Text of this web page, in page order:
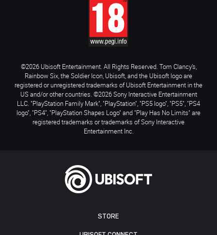
STORE
©2026 Ubisoft Entertainment. All Rights Reserved. Tom Clancy’s,
Rainbow Six, the Soldier Icon, Ubisoft, and the Ubisoft logo are
registered or unregistered trademarks of Ubisoft Entertainment in the
US and/or other countries. ©2026 Sony Interactive Entertainment
LLC. "PlayStation Family Mark", "PlayStation", "PS5 logo", "PS5", "PS4
logo", "PS4", "PlayStation Shapes Logo" and "Play Has No Limits" are
registered trademarks or trademarks of Sony Interactive
Entertainment Inc.